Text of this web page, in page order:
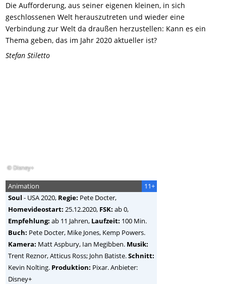
Die Aufforderung, aus seiner eigenen kleinen, in sich
geschlossenen Welt herauszutreten und wieder eine
Verbindung zur Welt da draußen herzustellen: Kann es ein
Thema geben, das im Jahr 2020 aktueller ist?
Stefan Stiletto
© Disney+
11+
Animation
Soul - USA2020, Regie: Pete Docter,
Homevideostart: 25.12.2020, FSK: ab 0,
Empfehlung: ab 11 Jahren, Laufzeit: 100 Min.
Buch: Pete Docter, Mike Jones, Kemp Powers.
Kamera: Matt Aspbury, Ian Megibben. Musik:
Trent Reznor, Atticus Ross; John Batiste.Schnitt:
Kevin Nolting. Produktion: Pixar. Anbieter:
Disney+